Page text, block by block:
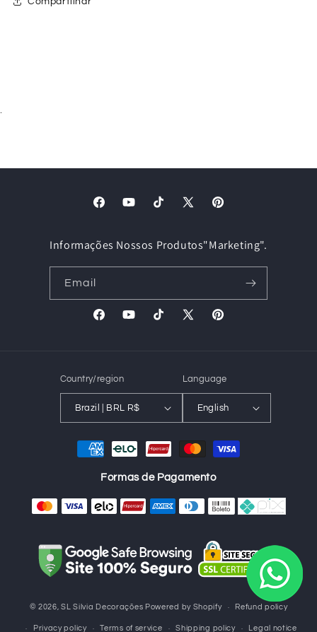
.
FacebookYouTubeTikTok
X
Pinterest
Informações Nossos Produtos"Marketing".
Email
FacebookYouTubeTikTok
X
Pinterest
Country/region
Brazil | BRL R$
Language
English
Payment
Formas de Pagamento
© 2026,SL Silvia Decorações Powered by Shopify Refund policy
Privacy policy Terms of service Shipping policy Legal notice